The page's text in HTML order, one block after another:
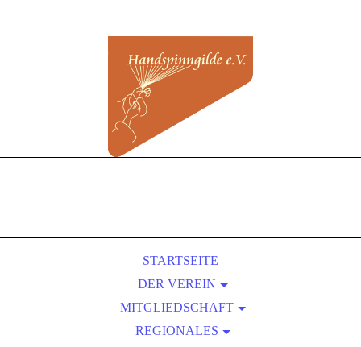
STARTSEITE
DER VEREIN
ÜBER UNS
SATZUNG
MITGLIEDSCHAFT
BEITRITT
REGIONALES